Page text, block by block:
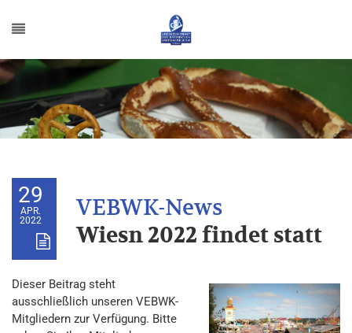
29
APR.
2022
Wiesn 2022 findet statt
Dieser Beitrag steht
ausschließlich unseren VEBWK-
Mitgliedern zur Verfügung. Bitte